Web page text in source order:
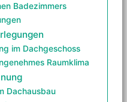
Badezimmers
im Dachgeschoss
Raumklima
Dachausbau